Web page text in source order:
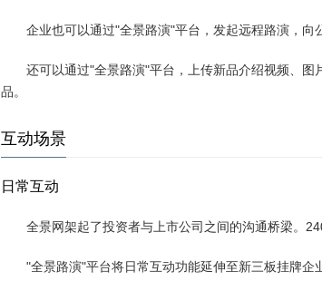
企业也可以通过"全景路演"平台，发起远程路演，向
还可以通过"全景路演"平台，上传新品介绍视频、
品。
互动场景
日常互动
全景网架起了投资者与上市公司之间的沟通桥梁。
"全景路演"平台将日常互动功能延伸至新三板挂牌企